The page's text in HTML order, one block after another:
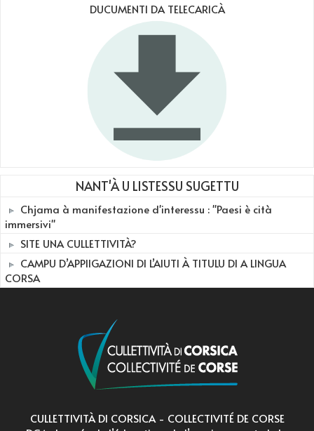
DUCUMENTI DA TELECARICÀ
NANT'À U LISTESSU SUGETTU
Chjama à manifestazione d'interessu : "Paesi è cità
immersivi"
SITE UNA CULLETTIVITÀ?
CAMPU D’APPIIGAZIONI DI L’AIUTI À TITULU DI A LINGUA
CORSA
CULLETTIVITÀ DI CORSICA - COLLECTIVITÉ DE CORSE